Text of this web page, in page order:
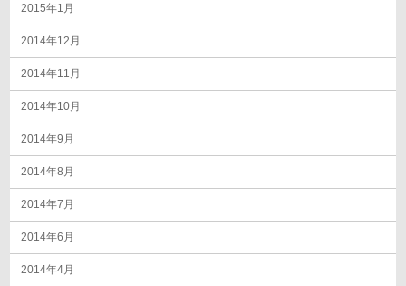
2015年1月
2014年12月
2014年11月
2014年10月
2014年9月
2014年8月
2014年7月
2014年6月
2014年4月